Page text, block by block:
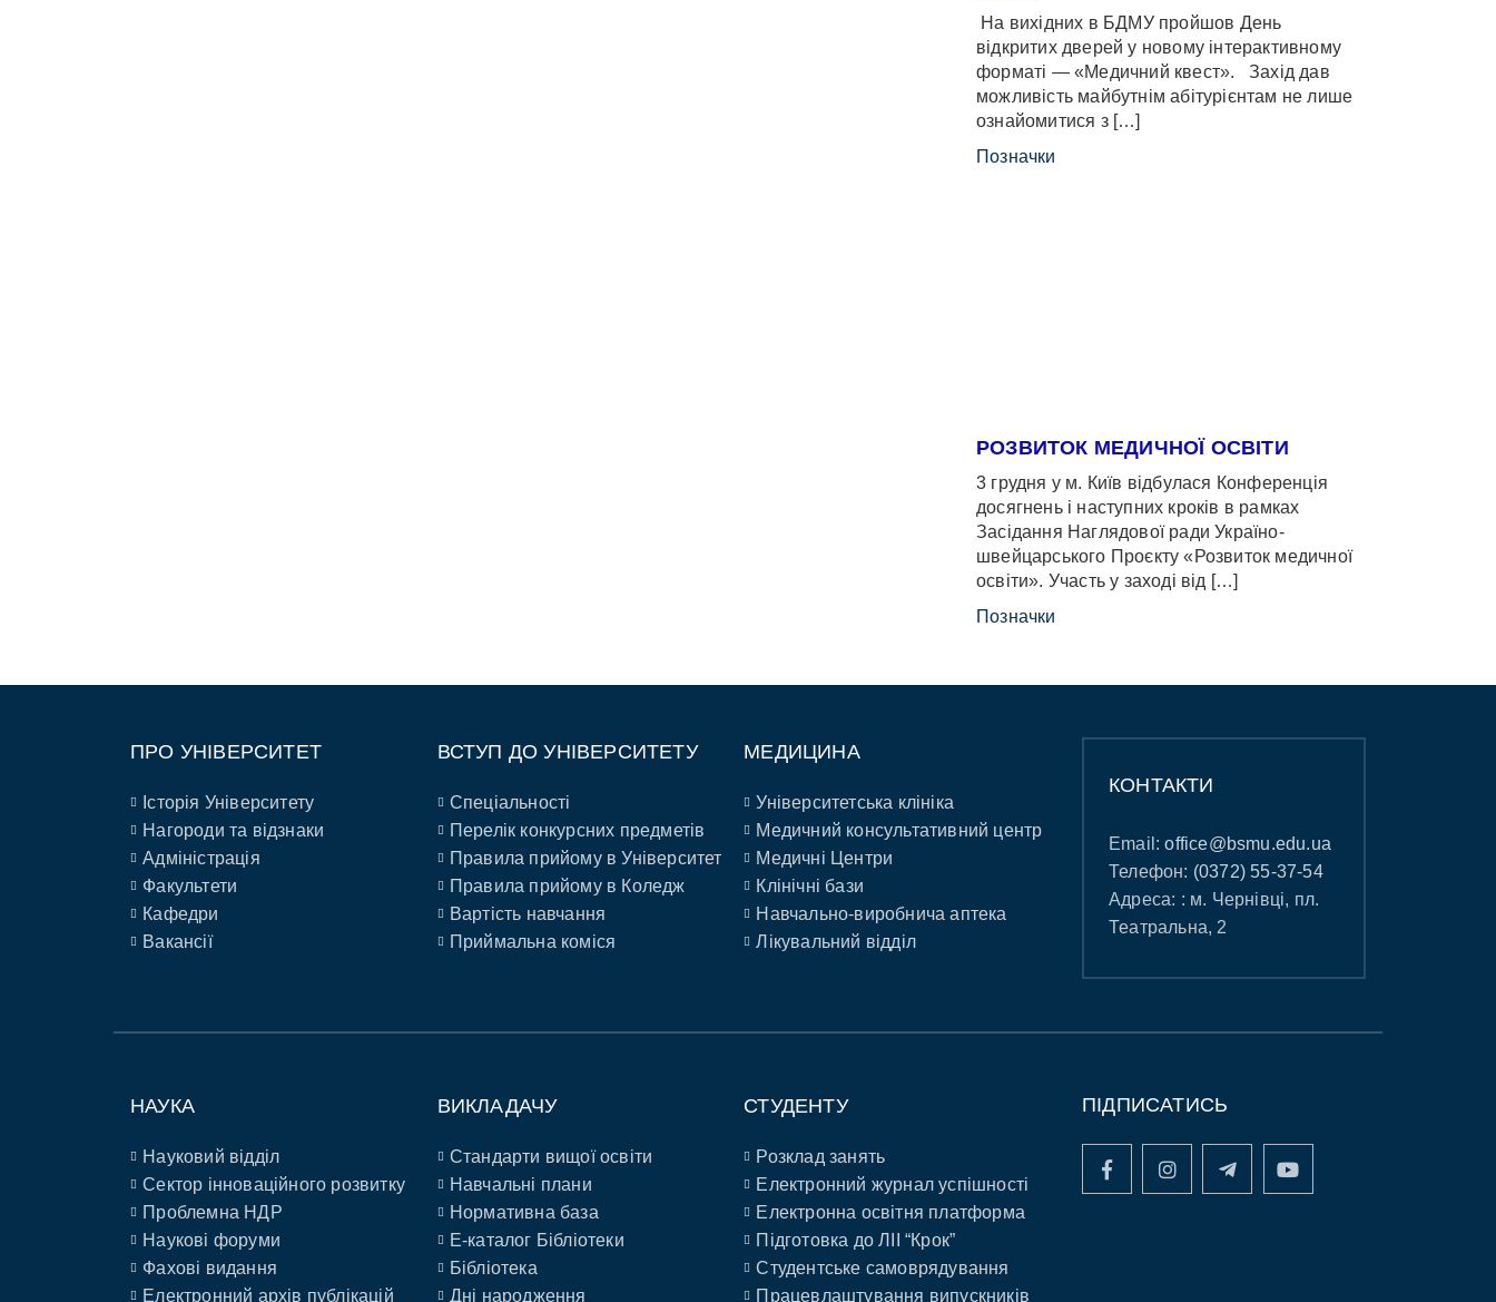
На вихідних в БДМУ пройшов День
відкритих дверей у новому інтерактивному
форматі — «Медичний квест». Захід дав
можливість майбутнім абітурієнтам не лише
ознайомитися з […]
Позначки
РОЗВИТОК МЕДИЧНОЇ ОСВІТИ
3 грудня у м. Київ відбулася Конференція
досягнень і наступних кроків в рамках
Засідання Наглядової ради Україно-
швейцарського Проєкту «Розвиток медичної
освіти». Участь у заході від […]
Позначки
ПРО УНІВЕРСИТЕТ
Історія Університету
Нагороди та відзнаки
Адміністрація
Факультети
Кафедри
Вакансії
ВСТУП ДО УНІВЕРСИТЕТУ
Спеціальності
Перелік конкурсних предметів
Правила прийому в Університет
Правила прийому в Коледж
Вартість навчання
Приймальна коміся
МЕДИЦИНА
Університетська клініка
Медичний консультативний центр
Медичні Центри
Клінічні бази
Навчально-виробнича аптека
Лікувальний відділ
КОНТАКТИ
Email:office@bsmu.edu.ua
Телефон: (0372) 55-37-54
Адреса: : м. Чернівці, пл.
Театральна, 2
НАУКА
Науковий відділ
Сектор інноваційного розвитку
Проблемна НДР
Наукові форуми
Фахові видання
Електронний архів публікацій
ВИКЛАДАЧУ
Стандарти вищої освіти
Навчальні плани
Нормативна база
E-каталог Бібліотеки
Бібліотека
Дні народження
СТУДЕНТУ
Розклад занять
Електронний журнал успішності
Електронна освітня платформа
Підготовка до ЛІІ “Крок”
Студентське самоврядування
Працевлаштування випускників
ПІДПИСАТИСЬ